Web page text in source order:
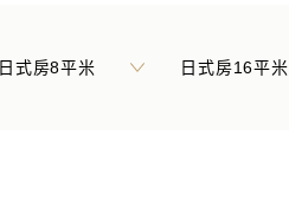
日式房8平米 日式房16平米